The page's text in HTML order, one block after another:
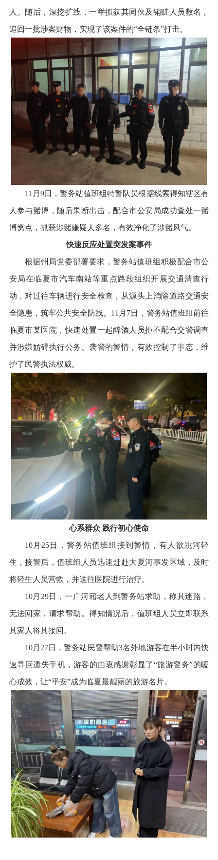
人。随后，深挖扩线，一举抓获其同伙及销赃人员数名，
追回一批涉案财物，实现了该案件的“全链条”打击。
11月9日，警务站值班组特警队员根据线索得知辖区有
人参与赌博，随后果断出击，配合市公安局成功查处一赌
博窝点，抓获涉赌嫌疑人多名，有效净化了涉赌风气。
快速反应处置突发案事件
根据州局党委部署要求，警务站值班组积极配合市公
安局在临夏市汽车南站等重点路段组织开展交通清查行
动，对过往车辆进行安全检查，从源头上消除道路交通安
全隐患，筑牢公共安全防线。11月7日，警务站值班组前往
临夏市某医院，快速处置一起醉酒人员拒不配合交警调查
并涉嫌妨碍执行公务、袭警的警情，有效控制了事态，维
护了民警执法权威。
心系群众 践行初心使命
10月25日，警务站值班组接到警情，有人欲跳河轻
生，接警后，值班组人员迅速赶赴大夏河事发区域，及时
将轻生人员营救，并送往医院进行治疗。
10月29日，一广河籍老人到警务站求助，称其迷路，
无法回家，请求帮助。得知情况后，值班组人员立即联系
其家人将其接回。
10月27日，警务站民警帮助3名外地游客在半小时内快
速寻回遗失手机，游客的由衷感谢彰显了“旅游警务”的暖
心成效，让“平安”成为临夏最靓丽的旅游名片。